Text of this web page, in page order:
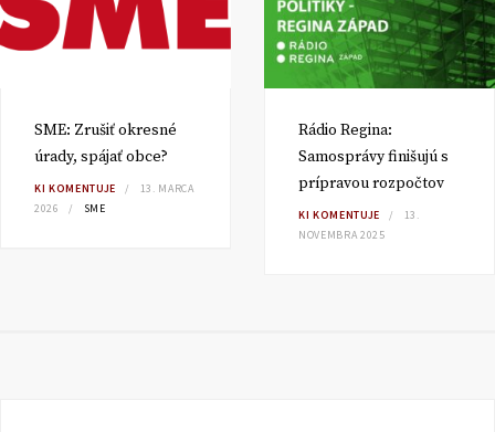
SME: Zrušiť okresné
úrady, spájať obce?
KI KOMENTUJE
13. MARCA
2026
SME
Rádio Regina:
Samosprávy finišujú s
prípravou rozpočtov
KI KOMENTUJE
13.
NOVEMBRA 2025